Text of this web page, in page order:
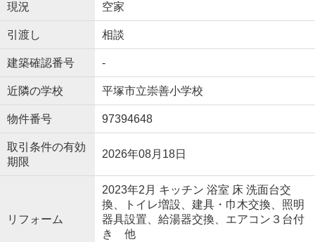
現況 空家
引渡し 相談
建築確認番号 -
近隣の学校 平塚市立崇善小学校
物件番号 97394648
取引条件の有効
期限
2026年08月18日
リフォーム
2023年2月 キッチン 浴室 床 洗面台交
換、トイレ増設、建具・巾木交換、照明
器具設置、給湯器交換、エアコン３台付
き 他